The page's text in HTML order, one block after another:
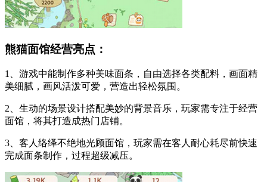
熊猫面馆经营亮点：
1、游戏中能制作多种美味面条，自由选择各类配料，画面精
美细腻，画风活泼可爱，营造出轻松氛围。
2、生动的场景设计搭配美妙的背景音乐，玩家需专注于经营
面馆，将其打造成热门店铺。
3、客人络绎不绝地光顾面馆，玩家需在客人耐心耗尽前快速
完成面条制作，过程超级减压。